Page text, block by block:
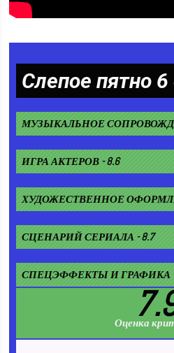
Слепое пятно 6
МУЗЫКАЛЬНОЕ
ИГРА АКТЕРОВ - 8.6
ХУДОЖЕСТВЕННОЕ
СЦЕНАРИЙ СЕРИАЛА - 8.7
СПЕЦЭФФЕКТЫ И ГРАФИКА -
Оценка